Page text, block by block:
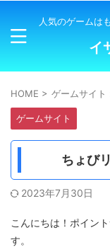
人気のゲームは
イ
HOME > ゲームサイト
ゲームサイト
ちょび
2023年7月30日
こんにちは！ポイン
す。